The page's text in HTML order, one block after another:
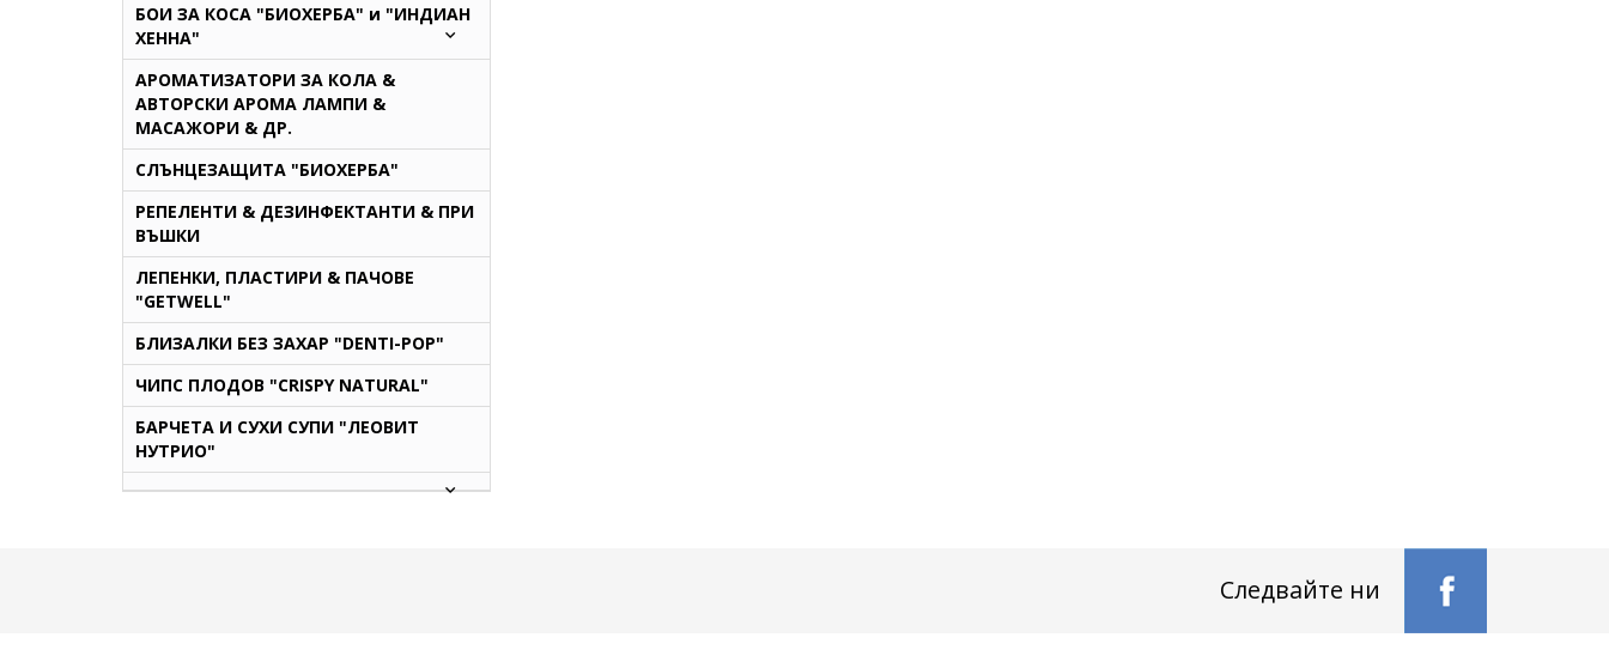
БОИ ЗА КОСА "БИОХЕРБА" и "ИНДИАН
ХЕННА"
АРОМАТИЗАТОРИ ЗА КОЛА &
АВТОРСКИ АРОМА ЛАМПИ &
МАСАЖОРИ & ДР.
СЛЪНЦЕЗАЩИТА "БИОХЕРБА"
РЕПЕЛЕНТИ & ДЕЗИНФЕКТАНТИ & ПРИ
ВЪШКИ
ЛЕПЕНКИ, ПЛАСТИРИ & ПАЧОВЕ
"GETWELL"
БЛИЗАЛКИ БЕЗ ЗАХАР "DENTI-POP"
ЧИПС ПЛОДОВ "CRISPY NATURAL"
БАРЧЕТА И СУХИ СУПИ "ЛЕОВИТ
НУТРИО"
Следвайте ни